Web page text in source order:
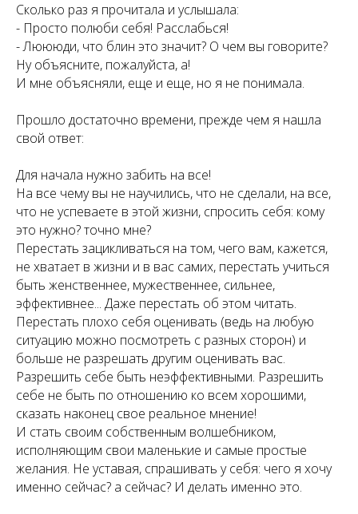
Сколько раз я прочитала и услышала:
- Просто полюби себя! Расслабься!
- Люююди, что блин это значит? О чем вы говорите?
Ну объясните, пожалуйста, а!
И мне объясняли, еще и еще, но я не понимала.
Прошло достаточно времени, прежде чем я нашла
свой ответ:
Для начала нужно забить на все!
На все чему вы не научились, что не сделали, на все,
что не успеваете в этой жизни, спросить себя: кому
это нужно? точно мне?
Перестать зацикливаться на том, чего вам, кажется,
не хватает в жизни и в вас самих, перестать учиться
быть женственнее, мужественнее, сильнее,
эффективнее... Даже перестать об этом читать.
Перестать плохо себя оценивать (ведь на любую
ситуацию можно посмотреть с разных сторон) и
больше не разрешать другим оценивать вас.
Разрешить себе быть неэффективными. Разрешить
себе не быть по отношению ко всем хорошими,
сказать наконец свое реальное мнение!
И стать своим собственным волшебником,
исполняющим свои маленькие и самые простые
желания. Не уставая, спрашивать у себя: чего я хочу
именно сейчас? а сейчас? И делать именно это.